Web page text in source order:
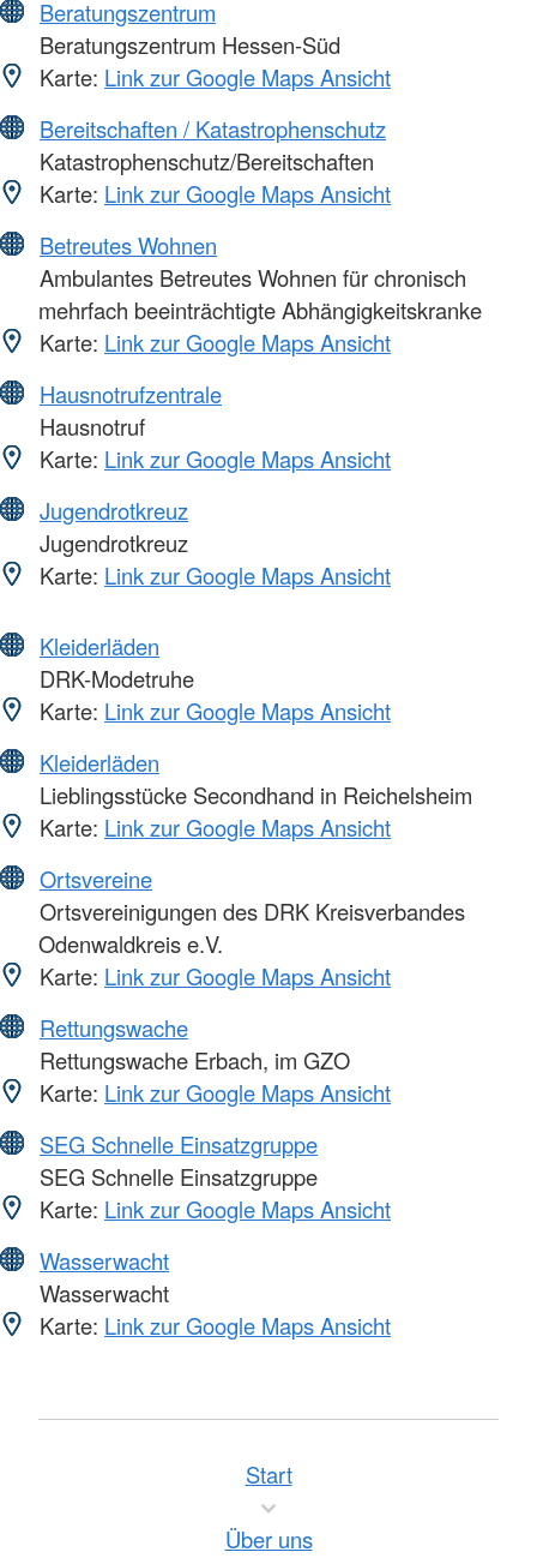
Beratungszentrum
Beratungszentrum Hessen-Süd
Karte: Link zur Google Maps Ansicht
Bereitschaften / Katastrophenschutz
Katastrophenschutz/Bereitschaften
Karte: Link zur Google Maps Ansicht
Betreutes Wohnen
Ambulantes Betreutes Wohnen für chronisch
mehrfach beeinträchtigte Abhängigkeitskranke
Karte: Link zur Google Maps Ansicht
Hausnotrufzentrale
Hausnotruf
Karte: Link zur Google Maps Ansicht
Jugendrotkreuz
Jugendrotkreuz
Karte: Link zur Google Maps Ansicht
Kleiderläden
DRK-Modetruhe
Karte: Link zur Google Maps Ansicht
Kleiderläden
Lieblingsstücke Secondhand in Reichelsheim
Karte: Link zur Google Maps Ansicht
Ortsvereine
Ortsvereinigungen des DRK Kreisverbandes
Odenwaldkreis e.V.
Karte: Link zur Google Maps Ansicht
Rettungswache
Rettungswache Erbach, im GZO
Karte: Link zur Google Maps Ansicht
SEG Schnelle Einsatzgruppe
SEG Schnelle Einsatzgruppe
Karte: Link zur Google Maps Ansicht
Wasserwacht
Wasserwacht
Karte: Link zur Google Maps Ansicht
Start
Über uns